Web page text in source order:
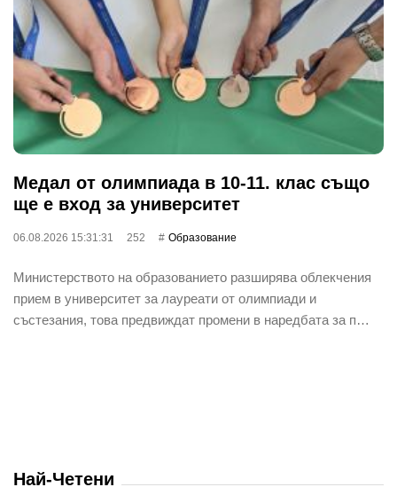
Медал от олимпиада в 10-11. клас също
ще е вход за университет
06.08.2026 15:31:31 252 Oбразование
Министерството на образованието разширява облекчения
прием в университет за лауреати от олимпиади и
състезания, това предвиждат промени в наредбата за п…
Най-Четени